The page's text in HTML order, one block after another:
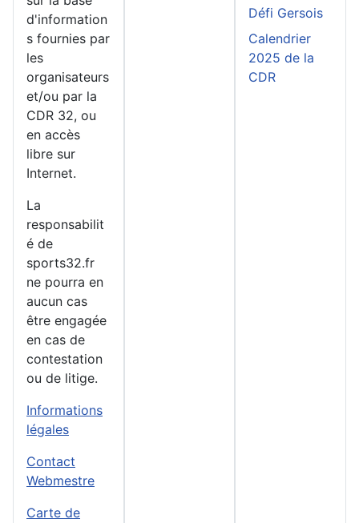
d'information
s fournies par
les
organisateurs
et/ou par la
CDR 32, ou
en accès
libre sur
Internet.
La
responsabilit
é de
sports32.fr
ne pourra en
aucun cas
être engagée
en cas de
contestation
ou de litige.
Informations
légales
Contact
Webmestre
Carte de
Défi Gersois
Calendrier
2025 de la
CDR